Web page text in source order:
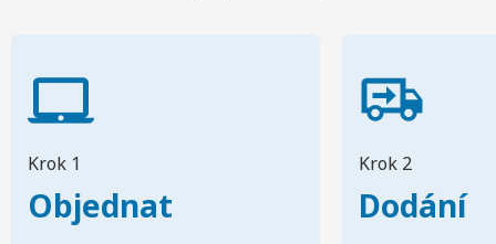
Krok 1
Objednat
Krok 2
Dodání